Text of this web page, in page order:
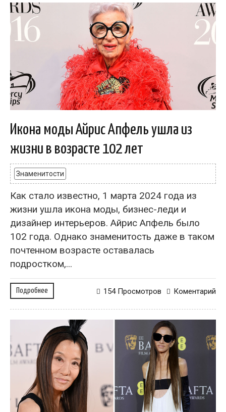
Икона моды Айрис Апфель ушла из
жизни в возрасте 102 лет
Знаменитости
Как стало известно, 1 марта 2024 года из
жизни ушла икона моды, бизнес-леди и
дизайнер интерьеров. Айрис Апфель было
102 года. Однако знаменитость даже в таком
почтенном возрасте оставалась
подростком,...
Подробнее Коментарий
154 Просмотров